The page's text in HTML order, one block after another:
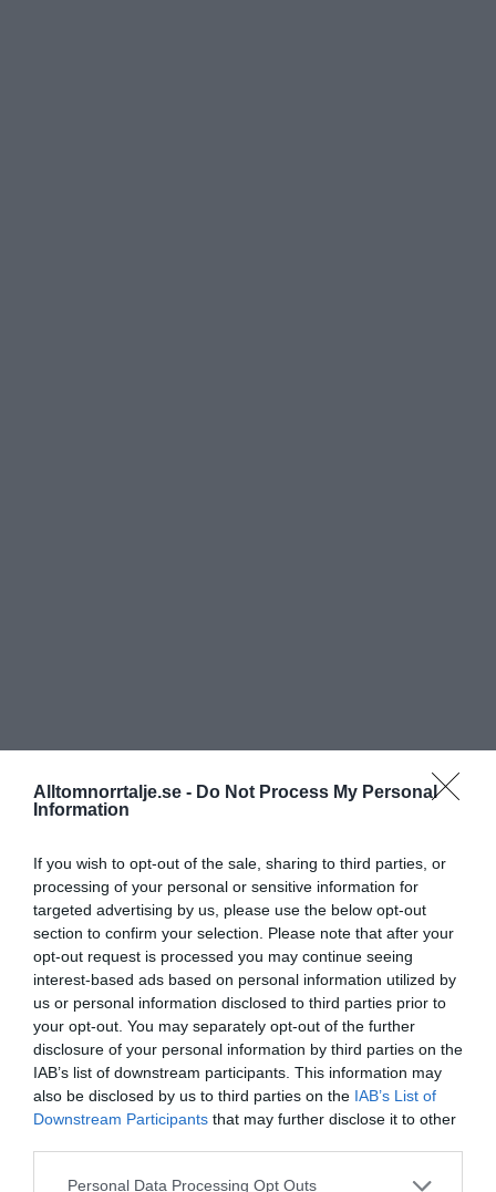
Alltomnorrtalje.se - Do Not Process My Personal
Information
If you wish to opt-out of the sale, sharing to third parties, or
processing of your personal or sensitive information for
targeted advertising by us, please use the below opt-out
section to confirm your selection. Please note that after your
opt-out request is processed you may continue seeing
interest-based ads based on personal information utilized by
us or personal information disclosed to third parties prior to
your opt-out. You may separately opt-out of the further
disclosure of your personal information by third parties on the
IAB’s list of downstream participants. This information may
also be disclosed by us to third parties on the IAB’s List of
Downstream Participants that may further disclose it to other
Personal Data Processing Opt Outs